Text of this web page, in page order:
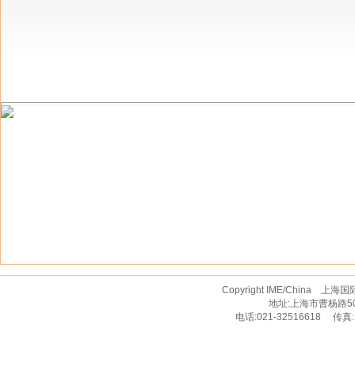
Copyright IME/China 上海国
地址:上海市曹杨路
电话:021-32516618 传真